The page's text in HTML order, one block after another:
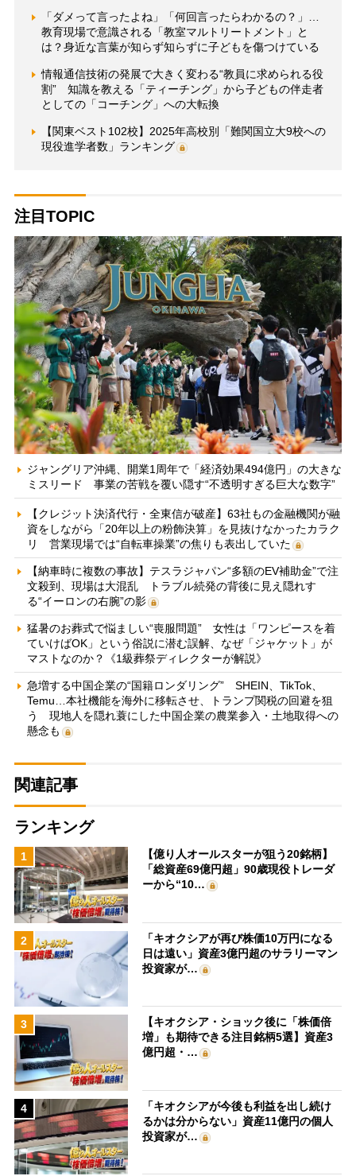
「ダメって言ったよね」「何回言ったらわかるの？」…
教育現場で意識される「教室マルトリートメント」と
は？身近な言葉が知らず知らずに子どもを傷つけている
情報通信技術の発展で大きく変わる“教員に求められる役
割” 知識を教える「ティーチング」から子どもの伴走者
としての「コーチング」への大転換
【関東ベスト102校】2025年高校別「難関国立大9校への
現役進学者数」ランキング
注目TOPIC
ジャングリア沖縄、開業1周年で「経済効果494億円」の大きな
ミスリード 事業の苦戦を覆い隠す“不透明すぎる巨大な数字”
【クレジット決済代行・全東信が破産】63社もの金融機関が融
資をしながら「20年以上の粉飾決算」を見抜けなかったカラク
リ 営業現場では“自転車操業”の焦りも表出していた
【納車時に複数の事故】テスラジャパン“多額のEV補助金”で注
文殺到、現場は大混乱 トラブル続発の背後に見え隠れす
る“イーロンの右腕”の影
猛暑のお葬式で悩ましい“喪服問題” 女性は「ワンピースを着
ていけばOK」という俗説に潜む誤解、なぜ「ジャケット」が
マストなのか？《1級葬祭ディレクターが解説》
急増する中国企業の“国籍ロンダリング” SHEIN、TikTok、
Temu…本社機能を海外に移転させ、トランプ関税の回避を狙
う 現地人を隠れ蓑にした中国企業の農業参入・土地取得への
懸念も
関連記事
ランキング
1
【億り人オールスターが狙う20銘柄】
「総資産69億円超」90歳現役トレーダ
ーから“10…
2
「キオクシアが再び株価10万円になる
日は遠い」資産3億円超のサラリーマン
投資家が…
3
【キオクシア・ショック後に「株価倍
増」も期待できる注目銘柄5選】資産3
億円超・…
4
「キオクシアが今後も利益を出し続け
るかは分からない」資産11億円の個人
投資家が…